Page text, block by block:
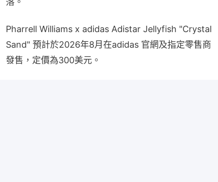
Pharrell Williams x adidas Adistar Jellyfish "Crystal
Sand" 預計於2026年8月在adidas 官網及指定零售商
發售，定價為300美元。